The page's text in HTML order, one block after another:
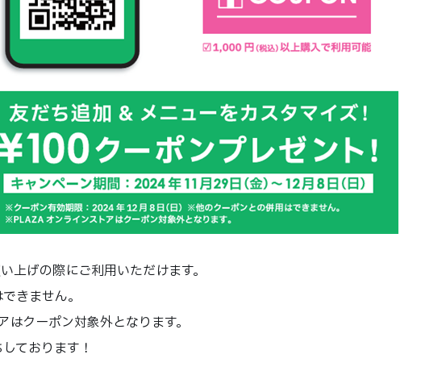
上げの際にご利用いただけます。
きません。
クーポン対象外となります。
ております！